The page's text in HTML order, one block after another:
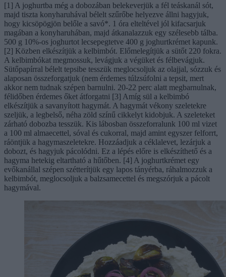
[1] A joghurtba még a dobozában belekeverjük a fél teáskanál sót,
majd tiszta konyharuhával bélelt szűrőbe helyezve állni hagyjuk,
hogy kicsöpögjön belőle a savó*. 1 óra elteltével jól kifacsarjuk
magában a konyharuhában, majd átkanalazzuk egy szélesebb tálba.
500 g 10%-os joghurtot lecsepegtetve 400 g joghurtkrémet kapunk.
[2] Közben elkészítjük a kelbimbót. Előmelegítjük a sütőt 220 fokra.
A kelbimbókat megmossuk, levágjuk a végüket és félbevágjuk.
Sütőpapírral bélelt tepsibe tesszük meglocsoljuk az olajjal, sózzuk és
alaposan összeforgatjuk (nem érdemes túlzsúfolni a tepsit, mert
akkor nem tudnak szépen barnulni. 20-22 perc alatt megbarnulnak,
félidőben érdemes őket átforgatni [3] Amíg sül a kelbimbó
elkészítjük a savanyított hagymát. A hagymát vékony szeletekre
szeljük, a legbelső, néha zöld színű cikkelyt kidobjuk. A szeleteket
zárható dobozba tesszük. Kis lábosban összeforralunk 100 ml vizet
a 100 ml almaecettel, sóval és cukorral, majd amint egyszer felforrt,
ráöntjük a hagymaszeletekre. Hozzáadjuk a céklalevet, lezárjuk a
dobozt, és hagyjuk pácolódni. Ez a lépés előre is elkészíthető és a
hagyma hetekig eltartható a hűtőben. [4] A joghurtkrémet egy
evőkanállal szépen szétterítjük egy lapos tányérba, ráhalmozzuk a
kelbimbót, meglocsoljuk a balzsamecettel és megszórjuk a pácolt
hagymával.